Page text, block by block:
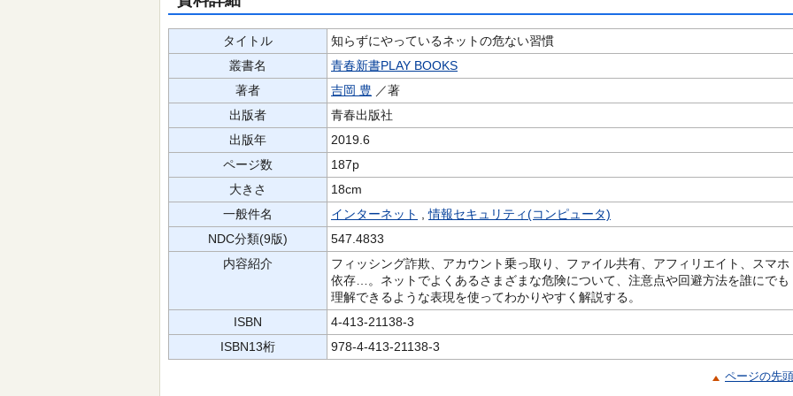
タイトル
知らずにやっているネットの危ない習慣
叢書名
青春新書PLAY BOOKS
著者
吉岡 豊 ／著
出版者
青春出版社
出版年
2019.6
ページ数
187p
大きさ
18cm
一般件名
インターネット ,情報セキュリティ(コンピュータ)
NDC分類(9版)
547.4833
内容紹介
フィッシング詐欺、アカウント乗っ取り、ファイル共有、アフィリエイト、スマホ
依存…。ネットでよくあるさまざまな危険について、注意点や回避方法を誰にでも
理解できるような表現を使ってわかりやすく解説する。
ISBN
4-413-21138-3
ISBN13桁
978-4-413-21138-3
ページの先